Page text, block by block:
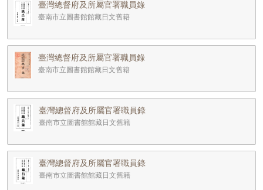
臺灣總督府及所屬官署職員錄
臺南市立圖書館館藏日文舊籍
臺灣總督府及所屬官署職員錄
臺南市立圖書館館藏日文舊籍
臺灣總督府及所屬官署職員錄
臺南市立圖書館館藏日文舊籍
臺灣總督府及所屬官署職員錄
臺南市立圖書館館藏日文舊籍